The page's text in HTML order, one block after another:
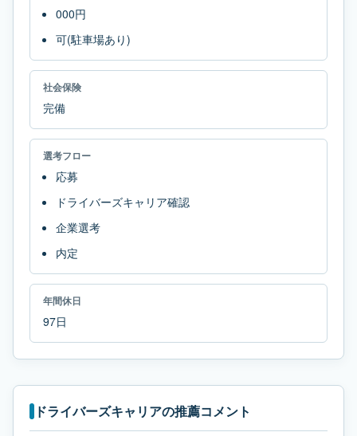
000円
可(駐車場あり)
社会保険
完備
選考フロー
応募
ドライバーズキャリア確認
企業選考
内定
年間休日
97日
ドライバーズキャリアの推薦コメント